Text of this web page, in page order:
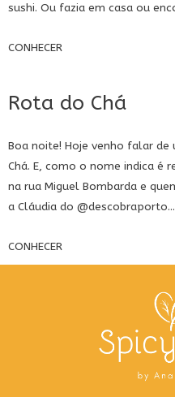
sushi. Ou fazia em casa ou
CONHECER
Rota do Chá
Boa noite! Hoje venho falar
Chá. E, como o nome indica é
na rua Miguel Bombarda e
a Cláudia do @descobraporto...
CONHECER